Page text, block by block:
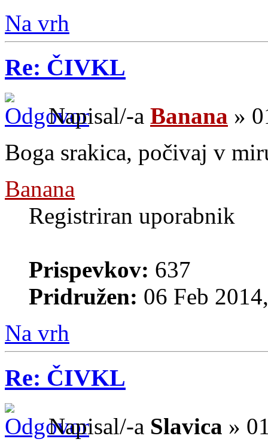
Na vrh
Re: ČIVKL
Napisal/-a Banana »
Boga srakica, počivaj v
Banana
Registriran uporabnik
Prispevkov: 637
Pridružen: 06 Feb
Na vrh
Re: ČIVKL
Napisal/-a Slavica »